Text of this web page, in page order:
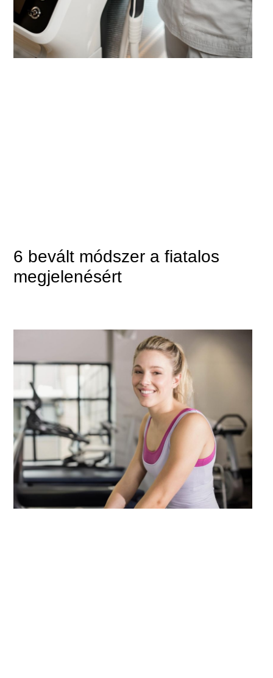
6 bevált módszer a fiatalos
megjelenésért